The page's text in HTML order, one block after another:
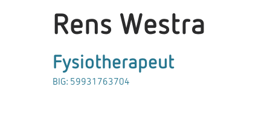
Rens Westra
Fysiotherapeut
BIG: 59931763704